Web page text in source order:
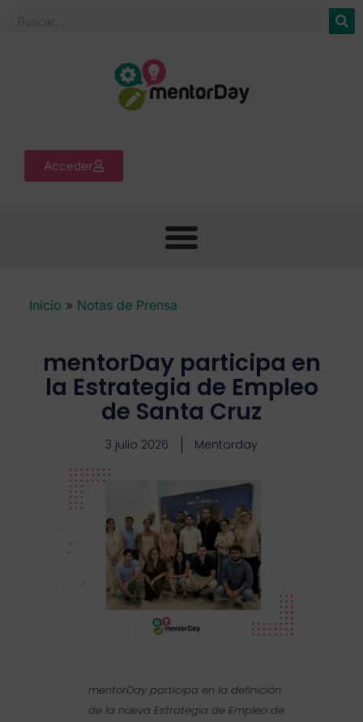
Acceder
Inicio » Notas de Prensa
mentorDay participa en
la Estrategia de Empleo
de Santa Cruz
3 julio 2026 Mentorday
mentorDay participa en la definición
de la nueva Estrategia de Empleo de